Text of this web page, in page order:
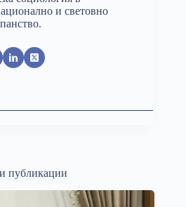
и световно
публикации